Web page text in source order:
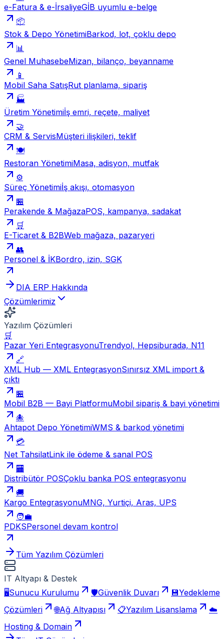
e-Fatura & e-İrsaliyeGİB uyumlu e-belge
📦
Stok & Depo YönetimiBarkod, lot, çoklu depo
📊
Genel MuhasebeMizan, bilanço, beyanname
📱
Mobil Saha SatışRut planlama, sipariş
🏭
Üretim Yönetimiİş emri, reçete, maliyet
🤝
CRM & ServisMüşteri ilişkileri, teklif
🍽️
Restoran YönetimiMasa, adisyon, mutfak
⚙️
Süreç Yönetimiİş akışı, otomasyon
🏪
Perakende & MağazaPOS, kampanya, sadakat
🛒
E-Ticaret & B2BWeb mağaza, pazaryeri
👥
Personel & İKBordro, izin, SGK
DIA ERP Hakkında
Çözümlerimiz
Yazılım Çözümleri
🛒
Pazar Yeri EntegrasyonuTrendyol, Hepsiburada, N11
🔗
XML Hub — XML EntegrasyonSınırsız XML import &
çıktı
🏪
Mobil B2B — Bayi PlatformuMobil sipariş & bayi yönetimi
🐙
Ahtapot Depo YönetimiWMS & barkod yönetimi
💳
Net TahsilatLink ile ödeme & sanal POS
🏧
Distribütör POSÇoklu banka POS entegrasyonu
🚚
Kargo EntegrasyonuMNG, Yurtiçi, Aras, UPS
🧑‍💼
PDKSPersonel devam kontrol
Tüm Yazılım Çözümleri
IT Altyapı & Destek
🖥️Sunucu Kurulumu 🛡️Güvenlik Duvarı 💾Yedekleme
Çözümleri
🌐Ağ Altyapısı 📋Yazılım Lisanslama
☁️
Hosting & Domain